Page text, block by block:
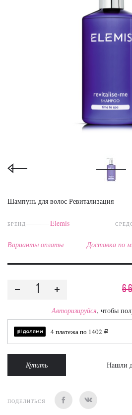
Шампунь для волос Ревитализация
БРЕНД Elemis
Варианты оплаты Доставка по
6
Авторизируйся, чтобы
4 платежа по 1402 a
Купить Нашли
ПОДЕЛИТЬСЯ